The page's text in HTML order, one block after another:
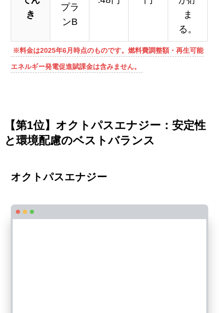
き
プラ
ンB
ま
る。
※料金は2025年6月時点のものです。燃料費調整額・再生可能
エネルギー発電促進賦課金は含みません。
【第1位】オクトパスエナジー：安定性
と環境配慮のベストバランス
オクトパスエナジー